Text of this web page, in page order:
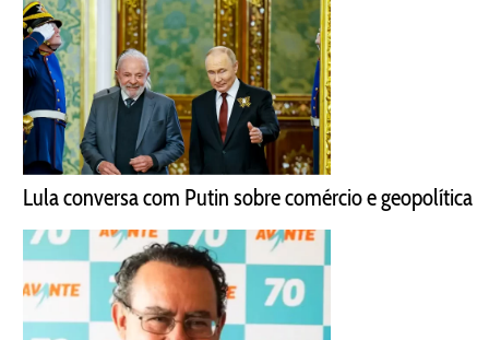
Lula conversa com Putin sobre comércio e geopolítica